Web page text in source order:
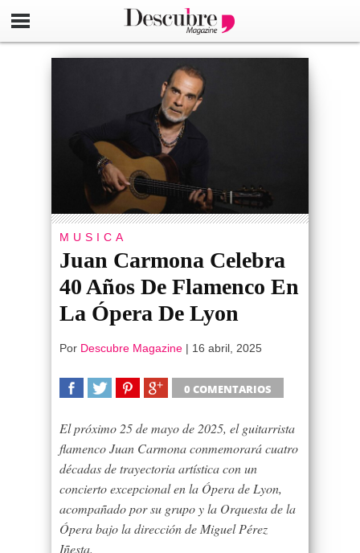
MUSICA
Juan Carmona Celebra
40 Años De Flamenco En
La Ópera De Lyon
Por Descubre Magazine | 16 abril, 2025
0 COMENTARIOS
El próximo 25 de mayo de 2025, el guitarrista
flamenco Juan Carmona conmemorará cuatro
décadas de trayectoria artística con un
concierto excepcional en la Ópera de Lyon,
acompañado por su grupo y la Orquesta de la
Ópera bajo la dirección de Miguel Pérez
Iñesta.